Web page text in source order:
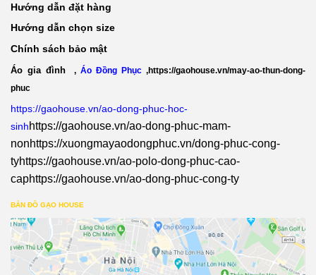
Hướng dẫn đặt hàng
Hướng dẫn chọn size
Chính sách bảo mật
Áo gia đình , Áo Đồng Phục ,https://gaohouse.vn/may-ao-thun-dong-
phuc
https://gaohouse.vn/ao-dong-phuc-hoc-
sinhhttps://gaohouse.vn/ao-dong-phuc-mam-
nonhttps://xuongmayaodongphuc.vn/dong-phuc-cong-
tyhttps://gaohouse.vn/ao-polo-dong-phuc-cao-
caphttps://gaohouse.vn/ao-dong-phuc-cong-ty
BẢN ĐỒ GẠO HOUSE